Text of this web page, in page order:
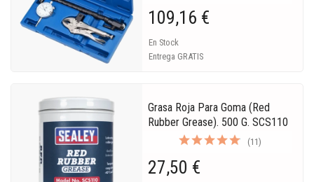
109,16 €
En Stock
Entrega GRATIS
Grasa Roja Para Goma (Red
Rubber Grease). 500 G. SCS110
(11)
27,50 €